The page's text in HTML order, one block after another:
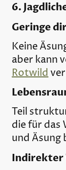
6.
Geringe
Keine
aber kann
Rotwild
Teil
die für das
und Äsung
Indirekter